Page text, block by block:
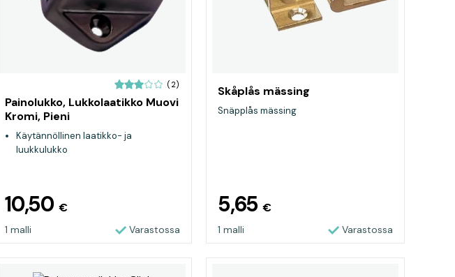
(2)
Painolukko, Lukkolaatikko Muovi
Kromi, Pieni
Käytännöllinen laatikko- ja
luukkulukko
10,50 €
1 malli Varastossa
Skåplås mässing
Snäpplås mässing
5,65 €
1 malli Varastossa